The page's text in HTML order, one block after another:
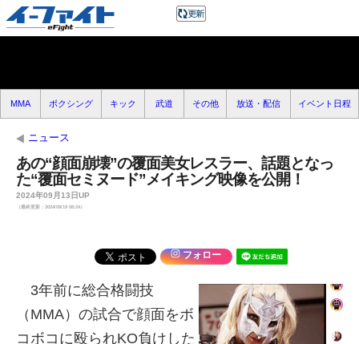
MMA ボクシング キック 武道 その他 放送・配信 イベント日程
ニュース
あの“顔面崩壊”の覆面美女レスラー、話題となっ
た“覆面セミヌード”メイキング映像を公開！
2024年09月13日UP
（最終更新：2024/09/19 08:24）
フォロー
3年前に総合格闘技
（MMA）の試合で顔面をボ
コボコに殴られKO負けした